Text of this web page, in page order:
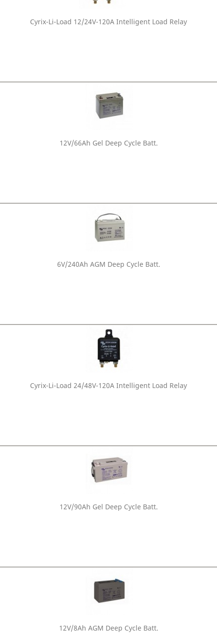
Cyrix-Li-Load 12/24V-120A Intelligent Load Relay
12V/66Ah Gel Deep Cycle Batt.
6V/240Ah AGM Deep Cycle Batt.
Cyrix-Li-Load 24/48V-120A Intelligent Load Relay
12V/90Ah Gel Deep Cycle Batt.
12V/8Ah AGM Deep Cycle Batt.